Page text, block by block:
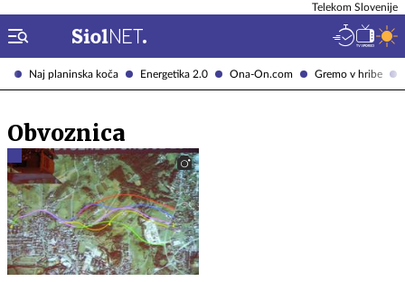
Naj planinska koča Energetika 2.0 Ona-On.com Gremo v hribe
Telekom Slovenije
Obvoznica